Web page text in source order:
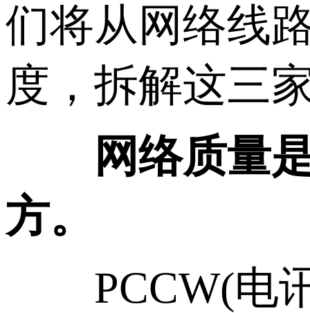
们将从网络线
度，拆解这三
网络质量是
方。
PCCW(电讯